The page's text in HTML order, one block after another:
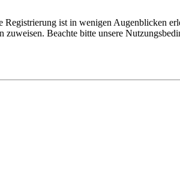
ist in wenigen Augenblicken
Beachte bitte unsere